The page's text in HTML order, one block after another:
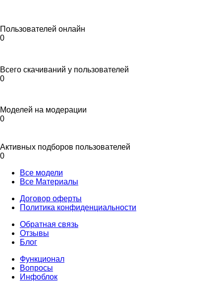
Пользователей онлайн
0
Всего скачиваний у пользователей
0
Моделей на модерации
0
Активных подборов пользователей
0
Все модели
Все Материалы
Договор оферты
Политика конфиденциальности
Обратная связь
Отзывы
Блог
Функционал
Вопросы
Инфоблок